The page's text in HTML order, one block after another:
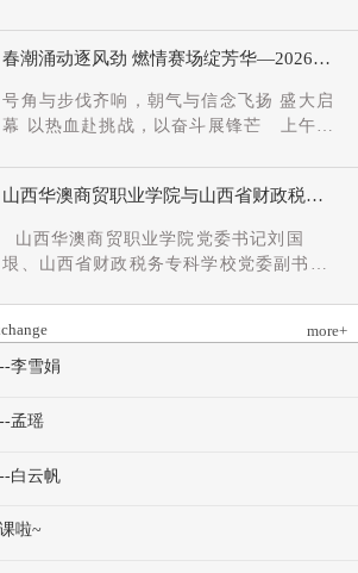
记、督导专员职务。省委教育工委主持日
常工作的副书记（正厅长级），省教育厅
党组成员、副厅长王军出席会议并讲话。
新任党委书记杨明军同志、理事长刘耀国
分别作表态发言，刘国垠同志主持会议。
省委组织部干部六处、省委教育工委组织
领导班子成员、中层干部及教师代表参加
会议。
春潮涌动逐风劲 燃情赛场绽芳华—2026年
号角与步伐齐响，朝气与信念飞扬 盛大启
幕 以热血赴挑战，以奋斗展锋芒 上午9
扬，国旗护卫队整齐着装、身姿挺拔、精
神抖擞，护送五星红旗庄严入场，鲜红的
旗帜在春日暖阳下熠熠生辉，彰显着华澳
学子赤诚的家国情怀与昂扬的精神风貌。
紧随其后，校旗方阵、彩旗方阵依次行
进，彩旗猎猎映晴空，灵动的步伐与明媚
景。全场师生肃立，升国旗、奏唱国歌。
冉冉升起，全体师生行注目礼，目光坚
时代华章。 学院院长白峰致开幕词，
动会是学院践行“健康第一”教育理念、推
山西华澳商贸职业学院与山西省财政税务
建和思想政治工作结对共建协议
山西华澳商贸职业学院党委书记刘国
垠、山西省财政税务专科学校党委副书记
院长白峰主持。签约仪式现场气氛庄重而
热烈。 山西省财政税务专科学校党委副
本情况以及党建和思政工作方面的做法进
工作向“有效覆盖”“全面提质”提出几点建
议：一要筑牢组织根基。以党建标准化、
组织生活联过等方式，筑牢学校事业发展
more+
李雪娟
孟瑶
白云帆
啦~